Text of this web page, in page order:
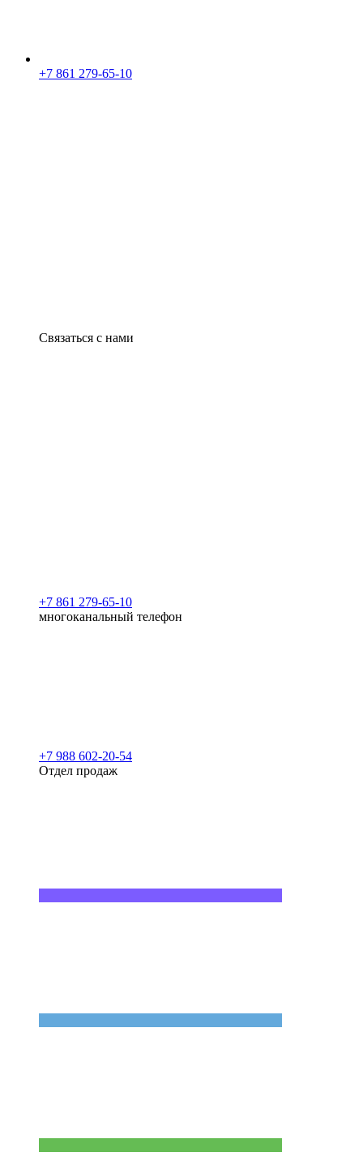
+7 861 279-65-10
Связаться с нами
+7 861 279-65-10
многоканальный телефон
+7 988 602-20-54
Отдел продаж